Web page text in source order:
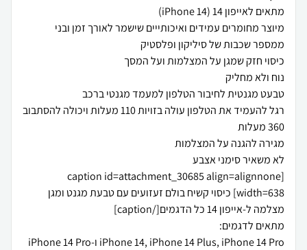
מיוצר מחומרים עמידים ואיכותייים שישמר לאורך זמן ובני
רגל להעמיד את הטלפון עולה בזויות 110 מעלות ויכולה להסתבוב
[caption id=attachment_30685 align=alignnone
width=638] כיסוי קשיח בולם זעזועים עם טבעת מגנט ומגן
iPhone 14, iPhone 14 Plus, iPhone 14 Pro ו-iPhone 14 Pro